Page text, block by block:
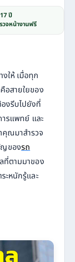
ปี
วจหน้างานฟรี
ให้ เมื่อทุก
อสายใยของ
งรีบไปยังที่
ารแพทย์ และ
ณมาสำรวจ
ญของรถ
ที่ตามมาของ
ะหนักรู้และ